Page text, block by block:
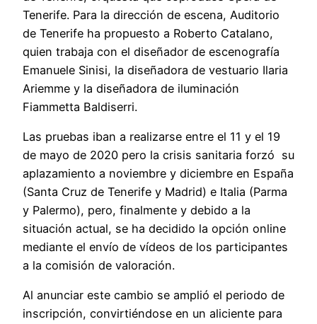
Tenerife. Para la dirección de escena, Auditorio
de Tenerife ha propuesto a Roberto Catalano,
quien trabaja con el diseñador de escenografía
Emanuele Sinisi, la diseñadora de vestuario Ilaria
Ariemme y la diseñadora de iluminación
Fiammetta Baldiserri.
Las pruebas iban a realizarse entre el 11 y el 19
de mayo de 2020 pero la crisis sanitaria forzó su
aplazamiento a noviembre y diciembre en España
(Santa Cruz de Tenerife y Madrid) e Italia (Parma
y Palermo), pero, finalmente y debido a la
situación actual, se ha decidido la opción online
mediante el envío de vídeos de los participantes
a la comisión de valoración.
Al anunciar este cambio se amplió el periodo de
inscripción, convirtiéndose en un aliciente para